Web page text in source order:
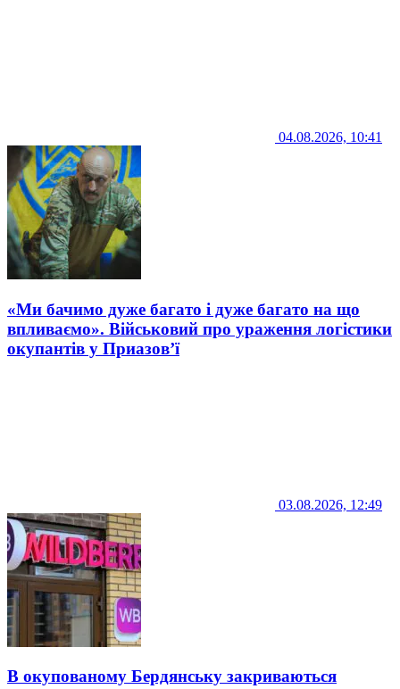
04.08.2026, 10:41
«Ми бачимо дуже багато і дуже багато на що
впливаємо». Військовий про ураження логістики
окупантів у Приазов’ї
03.08.2026, 12:49
В окупованому Бердянську закриваються